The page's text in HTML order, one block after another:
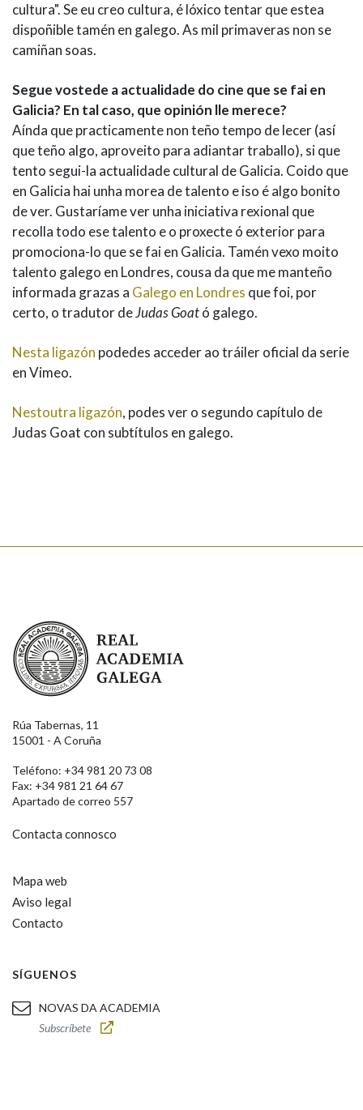
cultura". Se eu creo cultura, é lóxico tentar que estea
dispoñible tamén en galego. As mil primaveras non se
camiñan soas.
Segue vostede a actualidade do cine que se fai en
Galicia? En tal caso, que opinión lle merece?
Aínda que practicamente non teño tempo de lecer (así
que teño algo, aproveito para adiantar traballo), si que
tento segui-la actualidade cultural de Galicia. Coido que
en Galicia hai unha morea de talento e iso é algo bonito
de ver. Gustaríame ver unha iniciativa rexional que
recolla todo ese talento e o proxecte ó exterior para
promociona-lo que se fai en Galicia. Tamén vexo moito
talento galego en Londres, cousa da que me manteño
informada grazas a Galego en Londres que foi, por
certo, o tradutor deJudas Goató galego.
Nesta ligazón podedes acceder ao tráiler oficial da serie
en Vimeo.
Nestoutra ligazón, podes ver o segundo capítulo de
Judas Goat con subtítulos en galego.
Real Academia Galega
Rúa Tabernas, 11
15001 - A Coruña
Teléfono: +34 981 20 73 08
Fax: +34 981 21 64 67
Apartado de correo 557
Contacta connosco
Mapa web
Aviso legal
Contacto
SÍGUENOS
NOVAS DA ACADEMIA
Subscríbete